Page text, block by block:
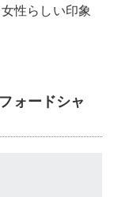
性らしい印象
ォードシャ